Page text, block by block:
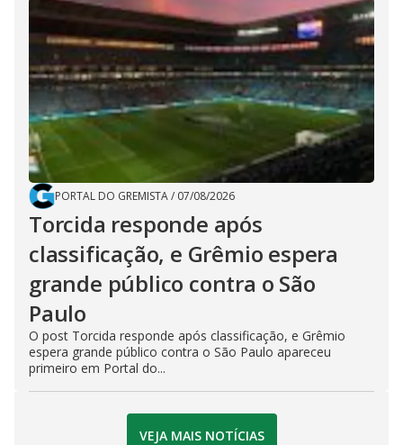
PORTAL DO GREMISTA/ 07/08/2026
Torcida responde após
classificação, e Grêmio espera
grande público contra o São
Paulo
O post Torcida responde após classificação, e Grêmio
espera grande público contra o São Paulo apareceu
primeiro em Portal do...
VEJA MAIS NOTÍCIAS